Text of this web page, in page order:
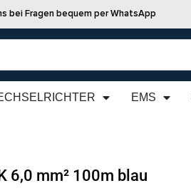
bei Fragen bequem per WhatsApp
EMS
6,0 mm² 100m blau